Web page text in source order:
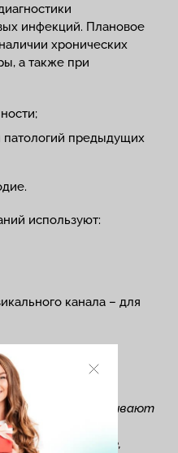
инфекций. Плановое
хронических
а также при
предыдущих
используют:
канала – для
железы – для
анализов показывают
что у вас
статистике,